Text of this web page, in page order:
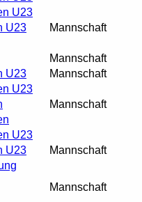
U23
U23
Mannschaft
Mannschaft
U23
Mannschaft
U23
Mannschaft
U23
U23
Mannschaft
Mannschaft